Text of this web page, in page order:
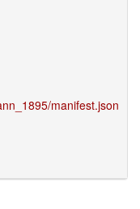
manifest.json